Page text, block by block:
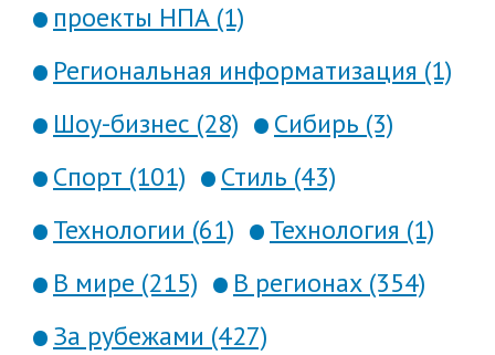
проекты НПА (1)
Региональная информатизация (1)
Шоу-бизнес (28)
Сибирь (3)
Спорт (101)
Стиль (43)
Технологии (61)
Технология (1)
В мире (215)
В регионах (354)
За рубежами (427)